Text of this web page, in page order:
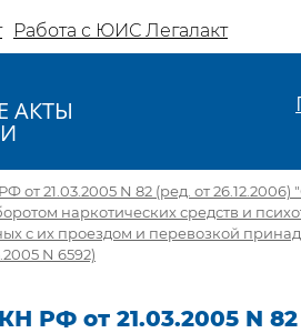
Работа с ЮИС Легалакт
АКТЫ
от 21.03.2005 N 82 (ред. от
наркотических средств и
с их проездом и перевозкой
N 6592)
РФ от 21.03.2005 N 82